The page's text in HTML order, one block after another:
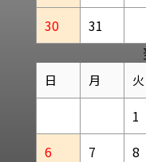
30
31
日 月 火
1
6
7 8